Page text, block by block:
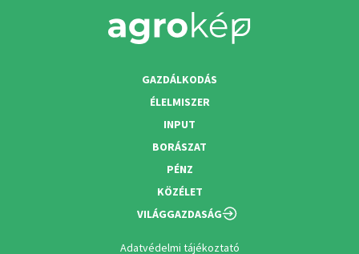
GAZDÁLKODÁS
ÉLELMISZER
INPUT
BORÁSZAT
PÉNZ
KÖZÉLET
VILÁGGAZDASÁG
Adatvédelmi tájékoztató